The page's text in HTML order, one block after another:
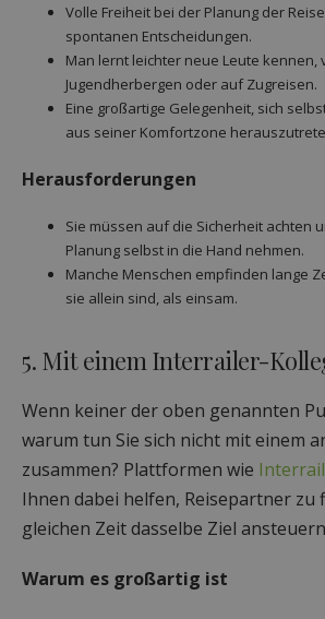
Volle Freiheit bei der Planung der
spontanen Entscheidungen.
Man lernt leichter neue Leute kennen,
Jugendherbergen oder auf Zugreisen.
Eine großartige Gelegenheit, sich
aus seiner Komfortzone
Herausforderungen
Sie müssen auf die Sicherheit achten
Planung selbst in die Hand nehmen.
Manche Menschen empfinden lange
sie allein sind, als einsam.
5. Mit einem Interrailer-
Wenn keiner der oben genannten
warum tun Sie sich nicht mit einem
zusammen? Plattformen wie
Ihnen dabei helfen, Reisepartner zu
gleichen Zeit dasselbe Ziel
Warum es großartig ist